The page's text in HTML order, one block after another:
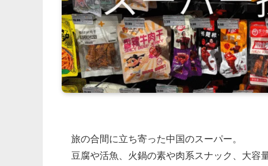
旅の合間に立ち寄った中国のスーパー。
豆腐や活魚、火鍋の素や肉系スナック、大容